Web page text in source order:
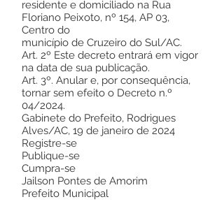
residente e domiciliado na Rua
Floriano Peixoto, nº 154, AP 03,
Centro do
município de Cruzeiro do Sul/AC.
Art. 2º Este decreto entrará em vigor
na data de sua publicação.
Art. 3º. Anular e, por consequência,
tornar sem efeito o Decreto n.º
04/2024.
Gabinete do Prefeito, Rodrigues
Alves/AC, 19 de janeiro de 2024
Registre-se
Publique-se
Cumpra-se
Jailson Pontes de Amorim
Prefeito Municipal